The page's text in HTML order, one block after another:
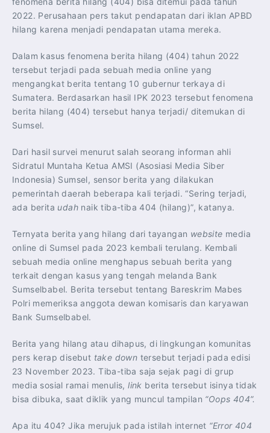
2022. Perusahaan pers takut pendapatan dari iklan APBD
hilang karena menjadi pendapatan utama mereka.
Dalam kasus fenomena berita hilang (404) tahun 2022
tersebut terjadi pada sebuah media online yang
mengangkat berita tentang 10 gubernur terkaya di
Sumatera. Berdasarkan hasil IPK 2023 tersebut fenomena
berita hilang (404) tersebut hanya terjadi/ ditemukan di
Sumsel.
Dari hasil survei menurut salah seorang informan ahli
Sidratul Muntaha Ketua AMSI (Asosiasi Media Siber
Indonesia) Sumsel, sensor berita yang dilakukan
pemerintah daerah beberapa kali terjadi. “Sering terjadi,
ada berita udah naik tiba-tiba 404 (hilang)”, katanya.
Ternyata berita yang hilang dari tayangan website media
online di Sumsel pada 2023 kembali terulang. Kembali
sebuah media online menghapus sebuah berita yang
terkait dengan kasus yang tengah melanda Bank
Sumselbabel. Berita tersebut tentang Bareskrim Mabes
Polri memeriksa anggota dewan komisaris dan karyawan
Bank Sumselbabel.
Berita yang hilang atau dihapus, di lingkungan komunitas
pers kerap disebut take down tersebut terjadi pada edisi
23 November 2023. Tiba-tiba saja sejak pagi di grup
media sosial ramai menulis,link berita tersebut isinya tidak
bisa dibuka, saat diklik yang muncul tampilan “Oops 404”.
Apa itu 404? Jika merujuk pada istilah internet “Error 404